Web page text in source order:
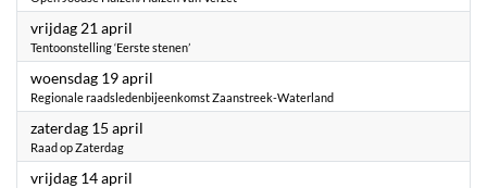
vrijdag 21 april
Tentoonstelling ‘Eerste stenen’
woensdag 19 april
Regionale raadsledenbijeenkomst Zaanstreek-Waterland
zaterdag 15 april
Raad op Zaterdag
vrijdag 14 april